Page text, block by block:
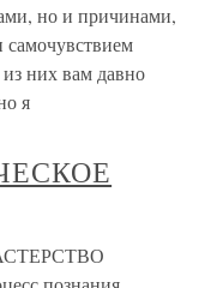
но и причинами,
них вам давно
я